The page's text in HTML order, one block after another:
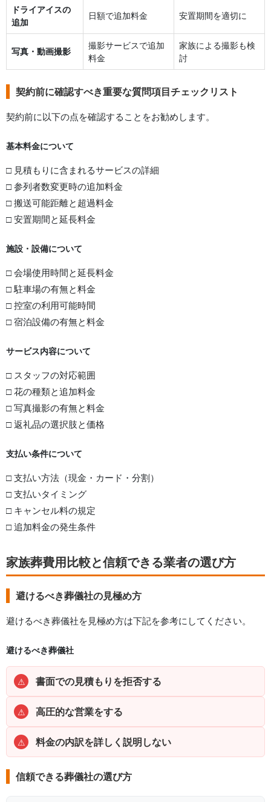
ドライアイスの
追加
日額で追加料金 安置期間を適切に
写真・動画撮影
撮影サービスで追加
料金
家族による撮影も検
討
契約前に確認すべき重要な質問項目チェックリスト
契約前に以下の点を確認することをお勧めします。
基本料金について
□ 見積もりに含まれるサービスの詳細
□ 参列者数変更時の追加料金
□ 搬送可能距離と超過料金
□ 安置期間と延長料金
施設・設備について
□ 会場使用時間と延長料金
□ 駐車場の有無と料金
□ 控室の利用可能時間
□ 宿泊設備の有無と料金
サービス内容について
□ スタッフの対応範囲
□ 花の種類と追加料金
□ 写真撮影の有無と料金
□ 返礼品の選択肢と価格
支払い条件について
□ 支払い方法（現金・カード・分割）
□ 支払いタイミング
□ キャンセル料の規定
□ 追加料金の発生条件
家族葬費用比較と信頼できる業者の選び方
避けるべき葬儀社の見極め方
避けるべき葬儀社を見極め方は下記を参考にしてください。
避けるべき葬儀社
⚠ 書面での見積もりを拒否する
⚠ 高圧的な営業をする
⚠ 料金の内訳を詳しく説明しない
信頼できる葬儀社の選び方